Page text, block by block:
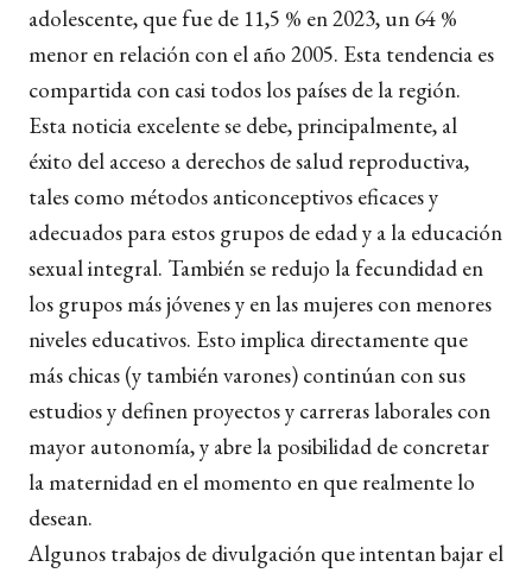
adolescente, que fue de 11,5 % en 2023, un 64 %
menor en relación con el año 2005. Esta tendencia es
compartida con casi todos los países de la región.
Esta noticia excelente se debe, principalmente, al
éxito del acceso a derechos de salud reproductiva,
tales como métodos anticonceptivos eficaces y
adecuados para estos grupos de edad y a la educación
sexual integral. También se redujo la fecundidad en
los grupos más jóvenes y en las mujeres con menores
niveles educativos. Esto implica directamente que
más chicas (y también varones) continúan con sus
estudios y definen proyectos y carreras laborales con
mayor autonomía, y abre la posibilidad de concretar
la maternidad en el momento en que realmente lo
desean.
Algunos trabajos de divulgación que intentan bajar el